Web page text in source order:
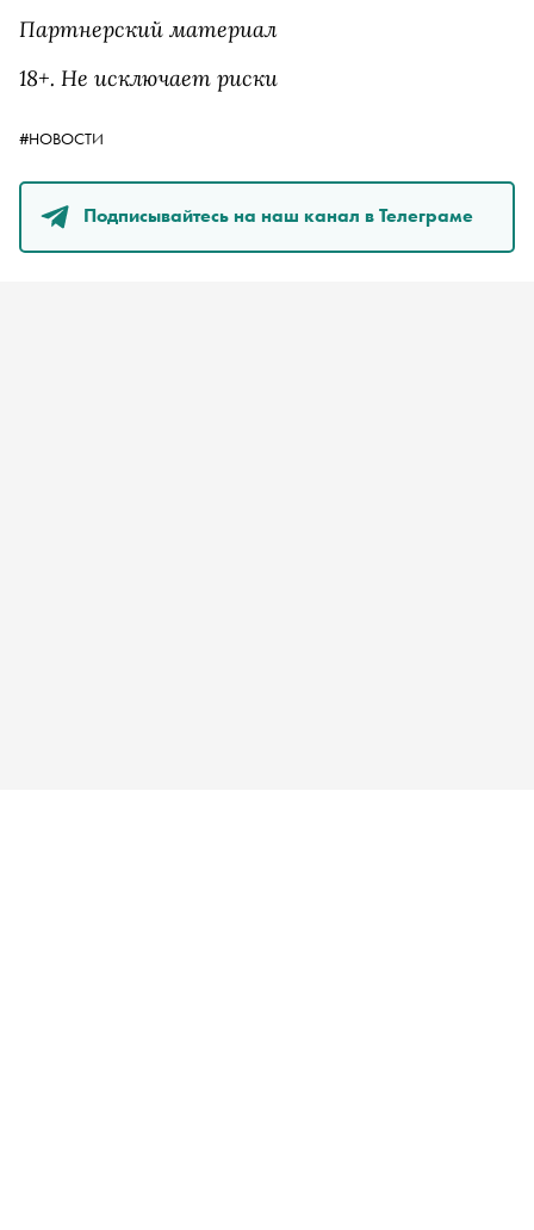
Партнерский материал
18+. Не исключает риски
#НОВОСТИ
Подписывайтесь на наш канал в Телеграме